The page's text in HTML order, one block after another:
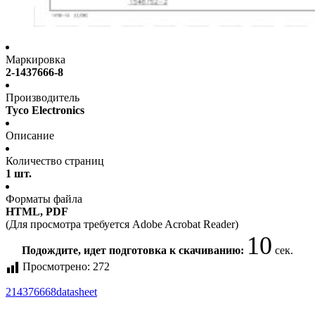
Маркировка
2-1437666-8
Производитель
Tyco Electronics
Описание
Количество страниц
1 шт.
Форматы файла
HTML, PDF
(Для просмотра требуется Adobe Acrobat Reader)
Подождите, идет подготовка к скачиванию: 10 сек.
Просмотрено: 272
214376668datasheet